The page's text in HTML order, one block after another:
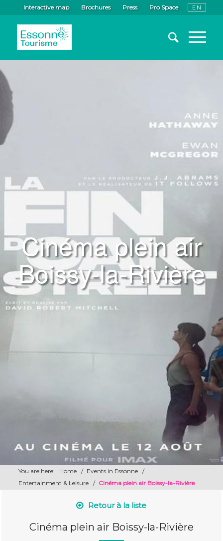
Interactive map Brochures Press Pro Space
Cinéma plein air
Boissy-la-Rivière
You are here: Home / Events in Essonne
/
Entertainment & Leisure
/ Cinéma plein air Boissy-la-Rivière
Retour à la liste
Cinéma plein air Boissy-la-Rivière